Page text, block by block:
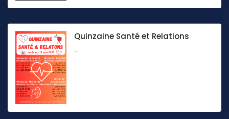
Quinzaine Santé et Relations
...